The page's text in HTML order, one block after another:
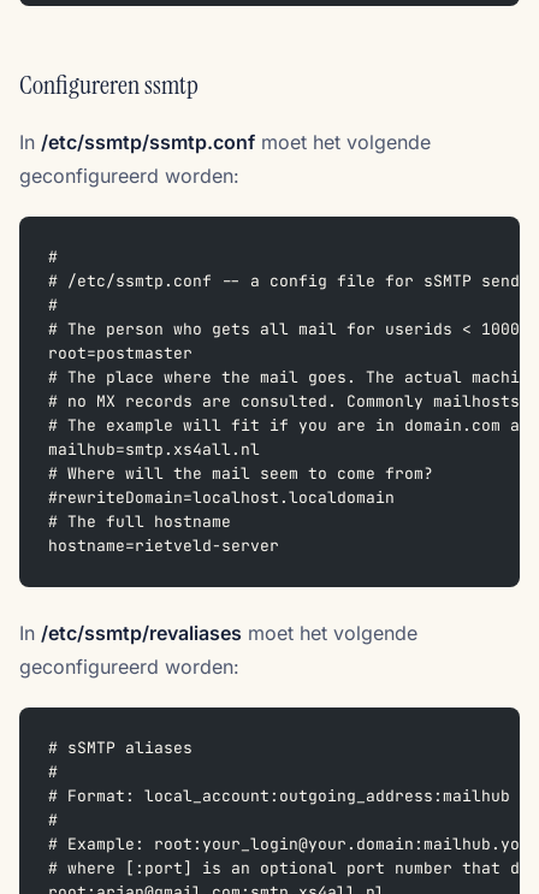
Configureren ssmtp
In /etc/ssmtp/ssmtp.conf moet het volgende
geconfigureerd worden:
#
# /etc/ssmtp.conf -- a config file for sSMTP
#
# The person who gets all mail for userids < 1000
root=postmaster
# The place where the mail goes. The actual
# no MX records are consulted. Commonly mailhosts
# The example will fit if you are in domain.com
mailhub=smtp.xs4all.nl
# Where will the mail seem to come from?
#rewriteDomain=localhost.localdomain
# The full hostname
hostname=rietveld-server
In /etc/ssmtp/revaliases moet het volgende
geconfigureerd worden:
# sSMTP aliases
#
# Format: local_account:outgoing_address:mailhub
#
# Example:
# where [:port] is an optional port number that